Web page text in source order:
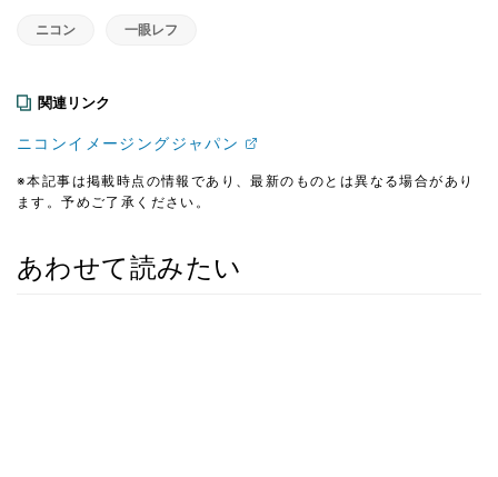
ニコン 一眼レフ
関連リンク
ニコンイメージングジャパン
※本記事は掲載時点の情報であり、最新のものとは異なる場合があり
ます。予めご了承ください。
あわせて読みたい